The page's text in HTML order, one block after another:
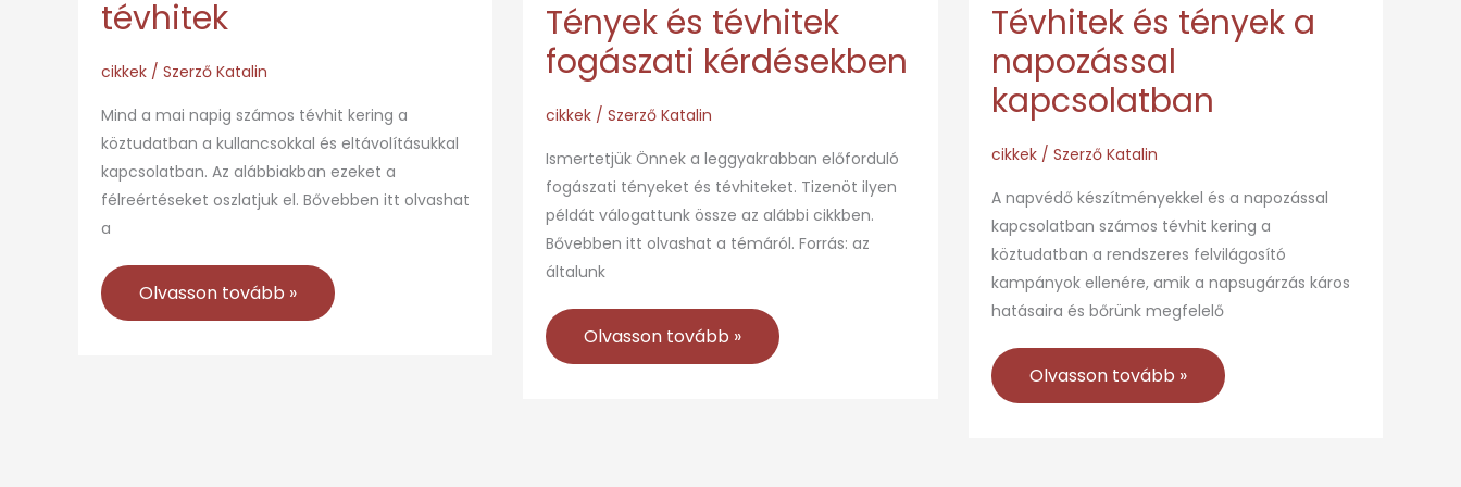
tévhitek
cikkek / Szerző Katalin
Mind a mai napig számos tévhit kering a
köztudatban a kullancsokkal és eltávolításukkal
kapcsolatban. Az alábbiakban ezeket a
félreértéseket oszlatjuk el. Bővebben itt olvashat
a
Olvasson tovább »
Tények és tévhitek
fogászati kérdésekben
cikkek / SzerzőKatalin
Ismertetjük Önnek a leggyakrabban előforduló
fogászati tényeket és tévhiteket. Tizenöt ilyen
példát válogattunk össze az alábbi cikkben.
Bővebben itt olvashat a témáról. Forrás: az
általunk
Olvasson tovább »
Tévhitek és tények a
napozással
kapcsolatban
cikkek/ Szerző Katalin
A napvédő készítményekkel és a napozással
kapcsolatban számos tévhit kering a
köztudatban a rendszeres felvilágosító
kampányok ellenére, amik a napsugárzás káros
hatásaira és bőrünk megfelelő
Olvasson tovább »